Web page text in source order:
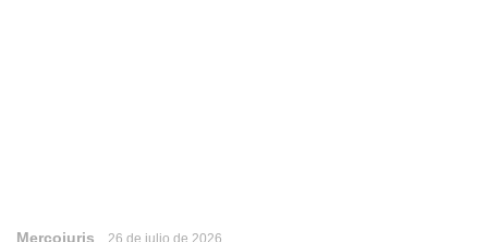
Mercojuris 26 de julio de 2026